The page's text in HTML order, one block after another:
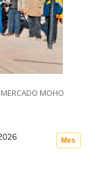
MOHO
Mes